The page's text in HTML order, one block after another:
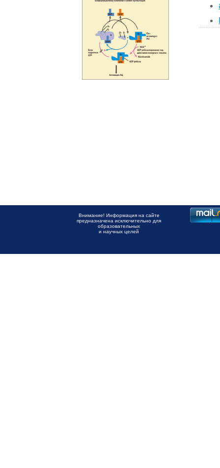
Внимание! Информация на сайте
предназначена исключительно для
образовательных
и научных целей